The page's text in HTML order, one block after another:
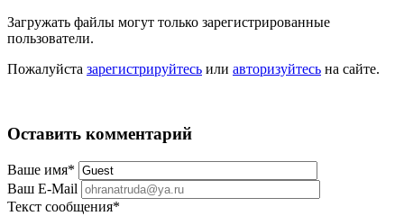
Загружать файлы могут только зарегистрированные
пользователи.
Пожалуйста зарегистрируйтесь или авторизуйтесь на сайте.
Оставить комментарий
Ваше имя*
Ваш E-Mail
Текст сообщения*